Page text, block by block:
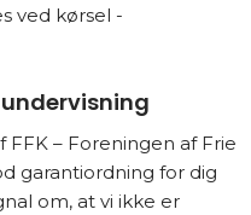
ved kørsel -
– Foreningen af Frie
garantiordning for dig
om, at vi ikke er